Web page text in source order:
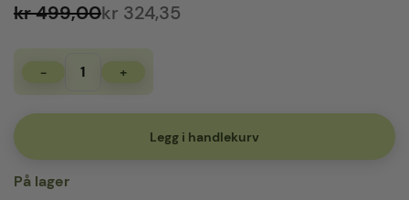
kr 499,00kr 324,35
-
Eqqualberry
Illuminating
antall
+
Legg i handlekurv
På lager